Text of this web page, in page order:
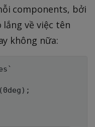
components, bởi
lắng về việc tên
không nữa: